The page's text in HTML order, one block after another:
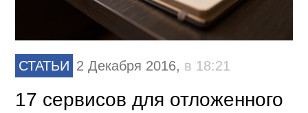
СТАТЬИ 2 Декабря 2016, в 18:21
17 сервисов для отложенного